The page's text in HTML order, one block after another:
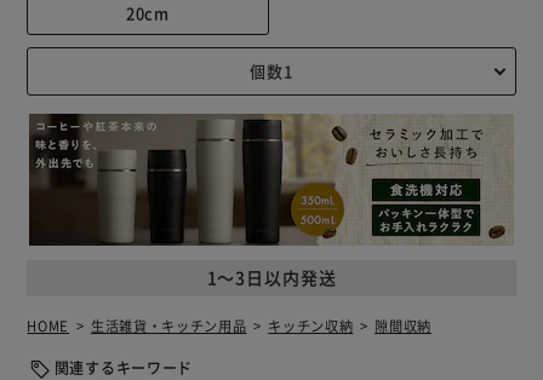
20cm
1～3日以内発送
HOME 生活雑貨・キッチン用品 キッチン収納 隙間収納
関連するキーワード